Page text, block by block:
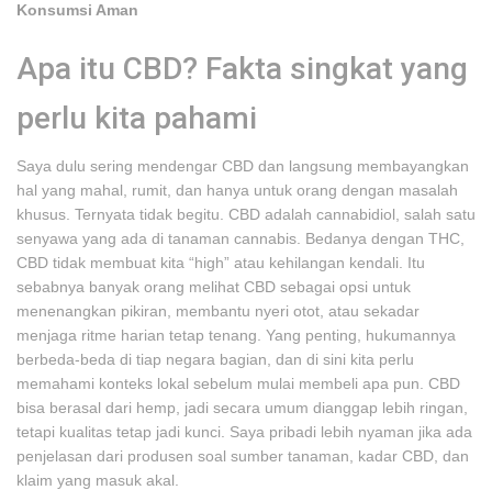
Konsumsi Aman
Apa itu CBD? Fakta singkat yang
perlu kita pahami
Saya dulu sering mendengar CBD dan langsung membayangkan
hal yang mahal, rumit, dan hanya untuk orang dengan masalah
khusus. Ternyata tidak begitu. CBD adalah cannabidiol, salah satu
senyawa yang ada di tanaman cannabis. Bedanya dengan THC,
CBD tidak membuat kita “high” atau kehilangan kendali. Itu
sebabnya banyak orang melihat CBD sebagai opsi untuk
menenangkan pikiran, membantu nyeri otot, atau sekadar
menjaga ritme harian tetap tenang. Yang penting, hukumannya
berbeda-beda di tiap negara bagian, dan di sini kita perlu
memahami konteks lokal sebelum mulai membeli apa pun. CBD
bisa berasal dari hemp, jadi secara umum dianggap lebih ringan,
tetapi kualitas tetap jadi kunci. Saya pribadi lebih nyaman jika ada
penjelasan dari produsen soal sumber tanaman, kadar CBD, dan
klaim yang masuk akal.